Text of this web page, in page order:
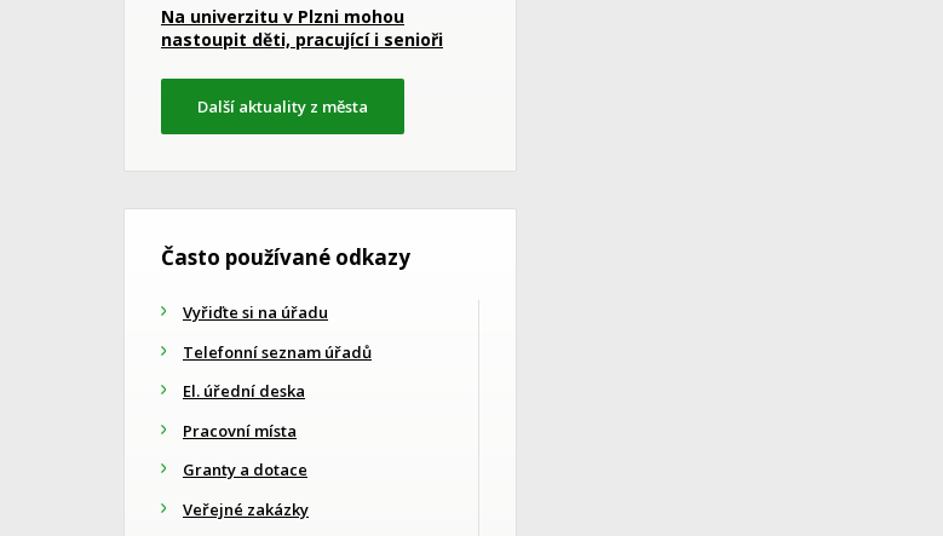
Na univerzitu v Plzni mohou
nastoupit děti, pracující i senioři
Další aktuality z města
Často používané odkazy
Vyřiďte si na úřadu
Telefonní seznam úřadů
El. úřední deska
Pracovní místa
Granty a dotace
Veřejné zakázky